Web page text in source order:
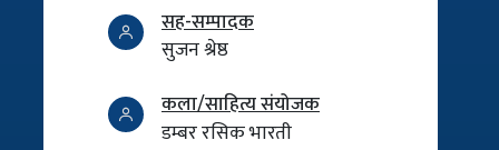
सह-सम्पादक
सुजन श्रेष्ठ
कला/साहित्य संयोजक
डम्बर रसिक भारती